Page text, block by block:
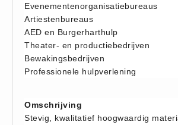
COVID-19 artikelen (0)
COVID-19 artikelen (0)
Drogisterij
Huidverzorging (5)
Evenementenorganisatiebureaus
Artiestenbureaus
AED en Burgerharthulp
Theater- en productiebedrijven
Bewakingsbedrijven
Professionele hulpverlening
Omschrijving
Stevig, kwalitatief hoogwaardig